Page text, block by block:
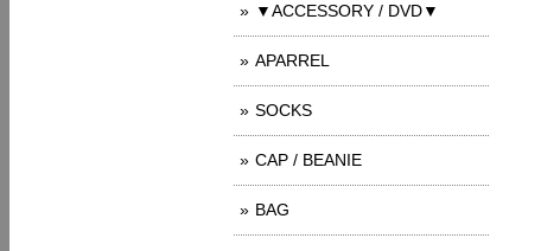
▼ACCESSORY / DVD▼
APARREL
SOCKS
CAP / BEANIE
BAG